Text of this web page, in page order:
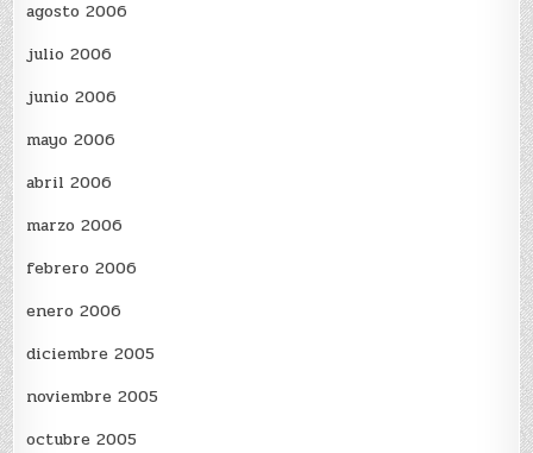
agosto 2006
julio 2006
junio 2006
mayo 2006
abril 2006
marzo 2006
febrero 2006
enero 2006
diciembre 2005
noviembre 2005
octubre 2005